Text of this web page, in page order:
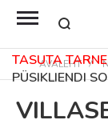
TASUTA
PÜSIKLIENDI
AVALEHT